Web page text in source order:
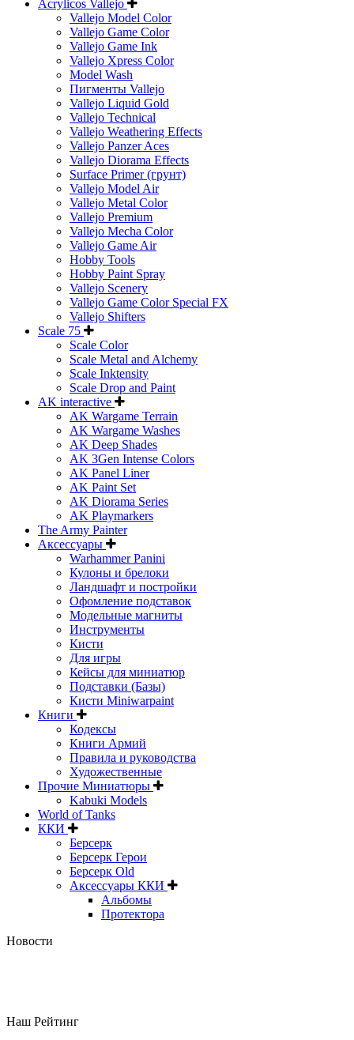
Acrylicos Vallejo
Vallejo Model Color
Vallejo Game Color
Vallejo Game Ink
Vallejo Xpress Color
Model Wash
Пигменты Vallejo
Vallejo Liquid Gold
Vallejo Technical
Vallejo Weathering Effects
Vallejo Panzer Aces
Vallejo Diorama Effects
Surface Primer (грунт)
Vallejo Model Air
Vallejo Metal Color
Vallejo Premium
Vallejo Mecha Color
Vallejo Game Air
Hobby Tools
Hobby Paint Spray
Vallejo Scenery
Vallejo Game Color Special FX
Vallejo Shifters
Scale 75
Scale Color
Scale Metal and Alchemy
Scale Inktensity
Scale Drop and Paint
AK interactive
AK Wargame Terrain
AK Wargame Washes
AK Deep Shades
AK 3Gen Intense Colors
AK Panel Liner
AK Paint Set
AK Diorama Series
AK Playmarkers
The Army Painter
Аксессуары
Warhammer Panini
Кулоны и брелоки
Ландшафт и постройки
Офомление подставок
Модельные магниты
Инструменты
Кисти
Для игры
Кейсы для миниатюр
Подставки (Базы)
Кисти Miniwarpaint
Книги
Кодексы
Книги Армий
Правила и руководства
Художественные
Прочие Миниатюры
Kabuki Models
World of Tanks
ККИ
Берсерк
Берсерк Герои
Берсерк Old
Аксессуары ККИ
Альбомы
Протектора
Новости
Наш Рейтинг